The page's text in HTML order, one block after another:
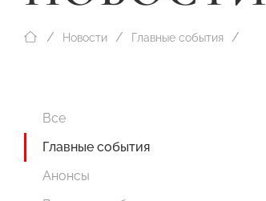
Новости Главные события
Все
Главные события
Анонсы